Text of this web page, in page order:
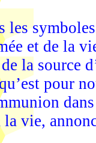
les
et de la
la source
pour
la vie,